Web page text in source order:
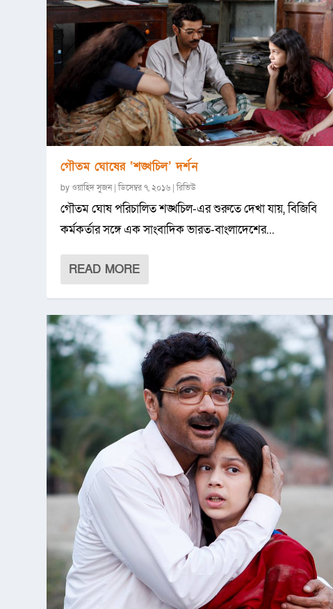
গৌতম ঘোষের ‘শঙ্খচিল’ দর্শন
byওয়াহিদ সুজন|ডিসেম্বর ৭, ২০১৬ |রিভিউ
গৌতম ঘোষ পরিচালিত শঙ্খচিল-এর শুরুতে দেখা যায়, বিজিবি
কর্মকর্তার সঙ্গে এক সাংবাদিক ভারত-বাংলাদেশের...
READ MORE